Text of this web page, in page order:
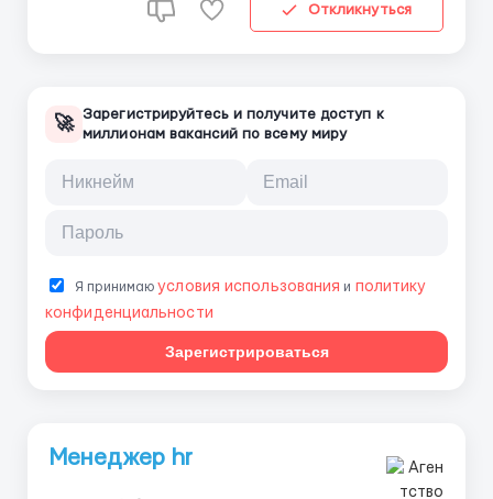
Откликнуться
🚀 Зарегистрируйтесь и получите доступ к
миллионам вакансий по всему миру
Я принимаюусловия использования и политику
конфиденциальности
Зарегистрироваться
Менеджер hr